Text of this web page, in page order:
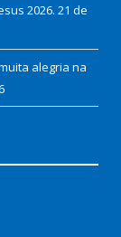
2026. 21 de
alegria na